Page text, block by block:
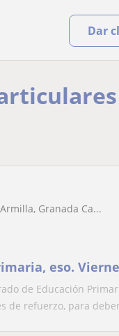
Dar
Granada Ca...
eso.
de Educación
de refuerzo, para